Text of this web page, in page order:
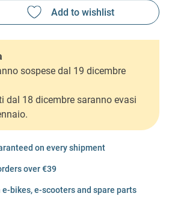
sospese dal 19 dicembre
dal 18 dicembre saranno evasi
on every shipment
over €39
bikes, e-scooters and spare parts